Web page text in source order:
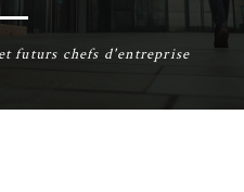
futurs chefs d'entreprise